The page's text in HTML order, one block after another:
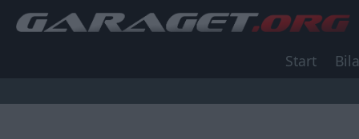
Start